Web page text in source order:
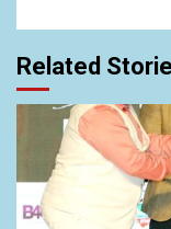
Related